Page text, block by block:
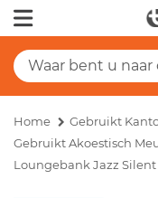
Home Gebruikt
Gebruikt Akoestisch
Loungebank Jazz Silent